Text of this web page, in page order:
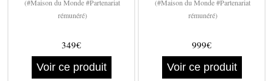
(#Maison du Monde #Partenariat
rémunéré)
349€
Voir ce produit
(#Maison du Monde #Partenariat
rémunéré)
999€
Voir ce produit